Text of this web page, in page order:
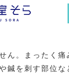
ん。まったく痛
鍼を刺す部位な